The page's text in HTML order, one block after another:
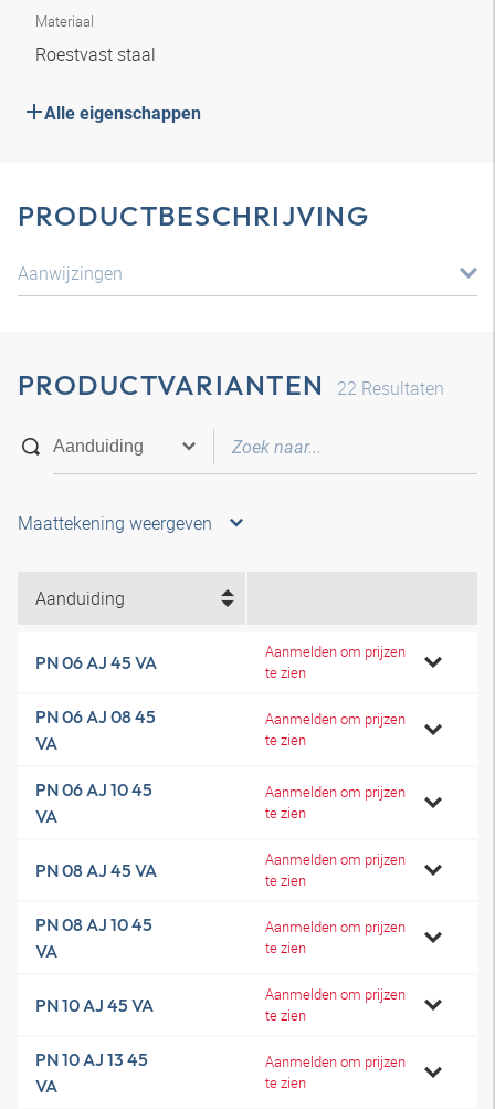
Materiaal
Roestvast staal
Alle eigenschappen
PRODUCTBESCHRIJVING
Aanwijzingen
PRODUCTVARIANTEN 22 Resultaten
Maattekening weergeven
Aanduiding
PN 06 AJ 45 VA
Aanmelden om prijzen
te zien
PN 06 AJ 08 45
VA
Aanmelden om prijzen
te zien
PN 06 AJ 10 45
VA
Aanmelden om prijzen
te zien
PN 08 AJ 45 VA
Aanmelden om prijzen
te zien
PN 08 AJ 10 45
VA
Aanmelden om prijzen
te zien
PN 10 AJ 45 VA
Aanmelden om prijzen
te zien
PN 10 AJ 13 45
VA
Aanmelden om prijzen
te zien